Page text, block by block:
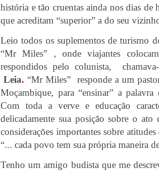
história e tão cruentas ainda nos dias
que acreditam “superior” a do seu
Leio todos os suplementos de turismo
“Mr Miles” , onde viajantes
respondidos pelo colunista,
Leia. “Mr Miles”
responde a um
Moçambique, para “ensinar” a
Com toda a verve e educação
delicadamente sua posição sobre o
considerações importantes sobre
“... cada povo tem sua própria maneira
Tenho um amigo budista que me